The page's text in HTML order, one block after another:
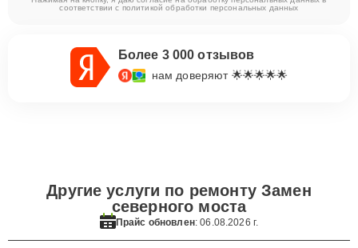
соответствии с политикой обработки персональных данных
Более 3 000 отзывов
нам доверяют 🌟🌟🌟🌟🌟
Другие услуги по ремонту Замен
северного моста
Прайс обновлен: 06.08.2026 г.